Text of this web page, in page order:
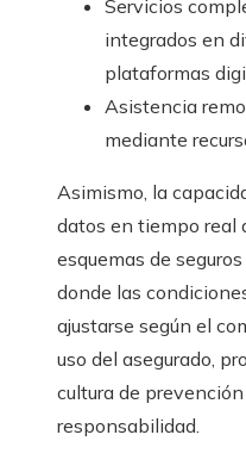
Servicios
integrados en
plataformas
Asistencia
mediante
Asimismo, la
datos en tiempo real
esquemas de
donde las
ajustarse según el
uso del asegurado,
cultura de
responsabilidad.